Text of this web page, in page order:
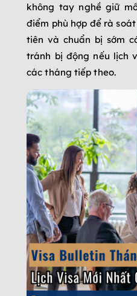
không tay nghề giữ
điểm phù hợp để rà
tiên và chuẩn bị sớm
tránh bị động nếu lịch
các tháng tiếp theo.